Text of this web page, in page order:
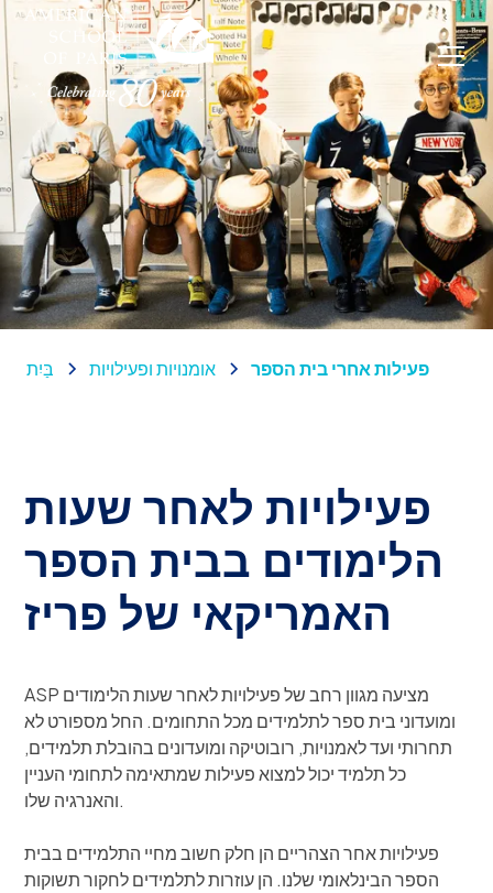
בַּיִת אומנויות ופעילויות פעילות אחרי בית הספר
פעילויות לאחר שעות
הלימודים בבית הספר
האמריקאי של פריז
ASP מציעה מגוון רחב של פעילויות לאחר שעות הלימודים
ומועדוני בית ספר לתלמידים מכל התחומים. החל מספורט לא
תחרותי ועד לאמנויות, רובוטיקה ומועדונים בהובלת תלמידים,
כל תלמיד יכול למצוא פעילות שמתאימה לתחומי העניין
והאנרגיה שלו.
פעילויות אחר הצהריים הן חלק חשוב מחיי התלמידים בבית
הספר הבינלאומי שלנו. הן עוזרות לתלמידים לחקור תשוקות